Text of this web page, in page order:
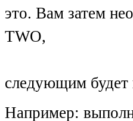
это. Вам затем
TWO,
следующим
Например: